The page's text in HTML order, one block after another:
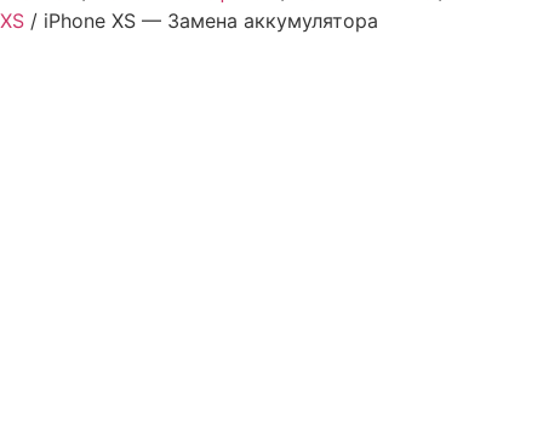
XS / iPhone XS — Замена аккумулятора